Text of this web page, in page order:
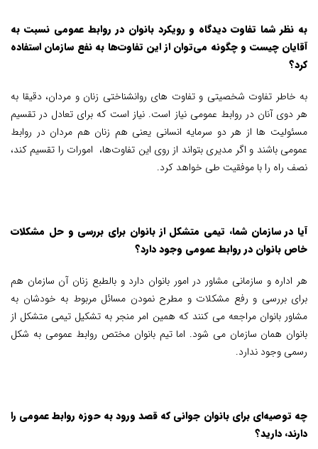
به نظر شما تفاوت دیدگاه و رویکرد بانوان در روابط عمومی نسبت به
آقایان چیست و چگونه می‌توان از این تفاوت‌ها به نفع سازمان استفاده
کرد؟
به خاطر تفاوت شخصیتی و تفاوت های روانشناختی زنان و مردان، دقیقا به
هر دوی آنان در روابط عمومی نیاز است. نیاز است که برای تعادل در تقسیم
مسئولیت ها از هر دو سرمایه انسانی یعنی هم زنان هم مردان در روابط
عمومی باشند و اگر مدیری بتواند از روی این تفاوت‌ها، امورات را تقسیم کند،
نصف راه را با موفقیت طی خواهد کرد.
آیا در سازمان شما، تیمی متشکل از بانوان برای بررسی و حل مشکلات
خاص بانوان در روابط عمومی وجود دارد؟
هر اداره و سازمانی مشاور در امور بانوان دارد و بالطبع زنان آن سازمان هم
برای بررسی و رفع مشکلات و مطرح نمودن مسائل مربوط به خودشان به
مشاور بانوان مراجعه می کنند که همین امر منجر به تشکیل تیمی متشکل از
بانوان همان سازمان می شود. اما تیم بانوان مختص روابط عمومی به شکل
رسمی وجود ندارد.
چه توصیه‌ای برای بانوان جوانی که قصد ورود به حوزه روابط عمومی را
دارند، دارید؟